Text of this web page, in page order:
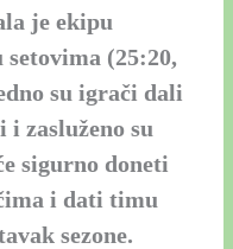
je ekipu
(25:20,
su igrači dali
i zasluženo su
sigurno doneti
i dati timu
sezone.